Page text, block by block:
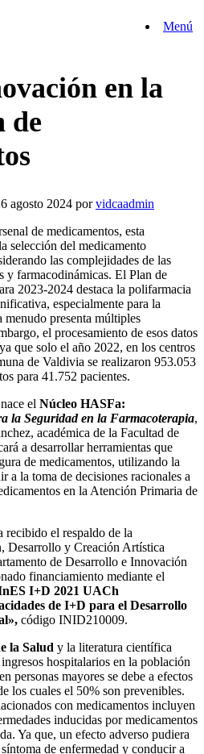
Menú
en la
de
agosto 2024 porvidcaadmin
de medicamentos, esta
selección del medicamento
las complejidades de las
y farmacodinámicas. El Plan de
2023-2024 destaca la polifarmacia
especialmente para la
presenta múltiples
el procesamiento de esos datos
que solo el año 2022, en los centros
de Valdivia se realizaron 953.053
para 41.752 pacientes.
el Núcleo HASFa:
la Seguridad en la Farmacoterapia,
académica de la Facultad de
a desarrollar herramientas que
de medicamentos, utilizando la
a la toma de decisiones racionales a
en la Atención Primaria de
recibido el respaldo de la
Desarrollo y Creación Artística
de Desarrollo e Innovación
financiamiento mediante el
I+D 2021 UACh
de I+D para el Desarrollo
código INID210009.
la Salud y la literatura científica
hospitalarios en la población
personas mayores se debe a efectos
los cuales el 50% son prevenibles.
con medicamentos incluyen
inducidas por medicamentos
Ya que, un efecto adverso pudiera
de enfermedad y conducir a